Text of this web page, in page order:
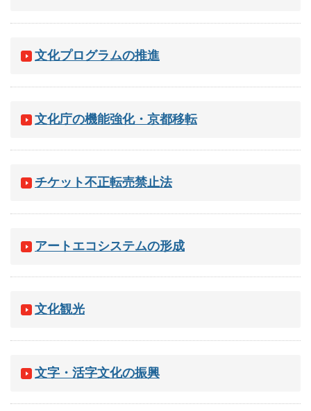
文化プログラムの推進
文化庁の機能強化・京都移転
チケット不正転売禁止法
アートエコシステムの形成
文化観光
文字・活字文化の振興